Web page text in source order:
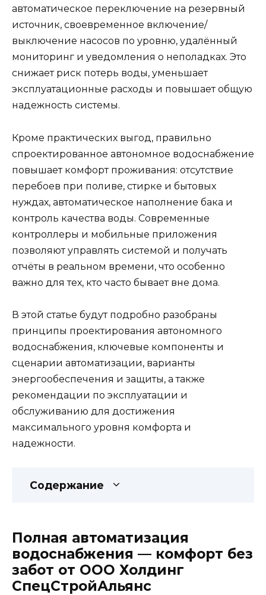
автоматическое переключение на резервный
источник, своевременное включение/
выключение насосов по уровню, удалённый
мониторинг и уведомления о неполадках. Это
снижает риск потерь воды, уменьшает
эксплуатационные расходы и повышает общую
надежность системы.
Кроме практических выгод, правильно
спроектированное автономное водоснабжение
повышает комфорт проживания: отсутствие
перебоев при поливе, стирке и бытовых
нуждах, автоматическое наполнение бака и
контроль качества воды. Современные
контроллеры и мобильные приложения
позволяют управлять системой и получать
отчёты в реальном времени, что особенно
важно для тех, кто часто бывает вне дома.
В этой статье будут подробно разобраны
принципы проектирования автономного
водоснабжения, ключевые компоненты и
сценарии автоматизации, варианты
энергообеспечения и защиты, а также
рекомендации по эксплуатации и
обслуживанию для достижения
максимального уровня комфорта и
надежности.
Содержание
Полная автоматизация
водоснабжения — комфорт без
забот от ООО Холдинг
СпецСтройАльянс